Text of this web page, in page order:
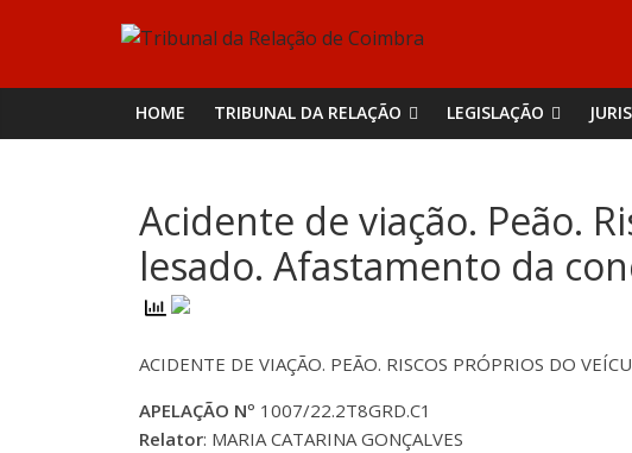
Tribunal
da
Relação
de
Coimbra
HOME TRIBUNAL DA RELAÇÃO LEGISLAÇÃO
Acidente de viação. Peão.
lesado. Afastamento da
ACIDENTE DE VIAÇÃO. PEÃO. RISCOS PRÓPRIOS DO
APELAÇÃO Nº 1007/22.2T8GRD.C1
Relator: MARIA CATARINA GONÇALVES